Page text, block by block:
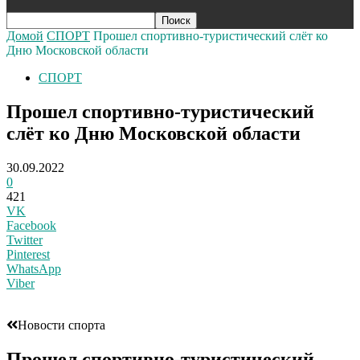
Домой СПОРТ Прошел спортивно-туристический слёт ко
Дню Московской области
СПОРТ
Прошел спортивно-туристический
слёт ко Дню Московской области
30.09.2022
0
421
VK
Facebook
Twitter
Pinterest
WhatsApp
Viber
Новости спорта